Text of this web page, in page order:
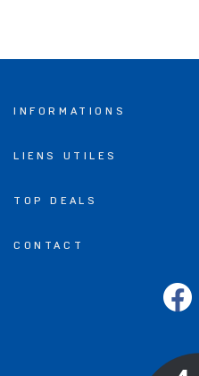
INFORMATIONS
LIENS UTILES
TOP DEALS
CONTACT